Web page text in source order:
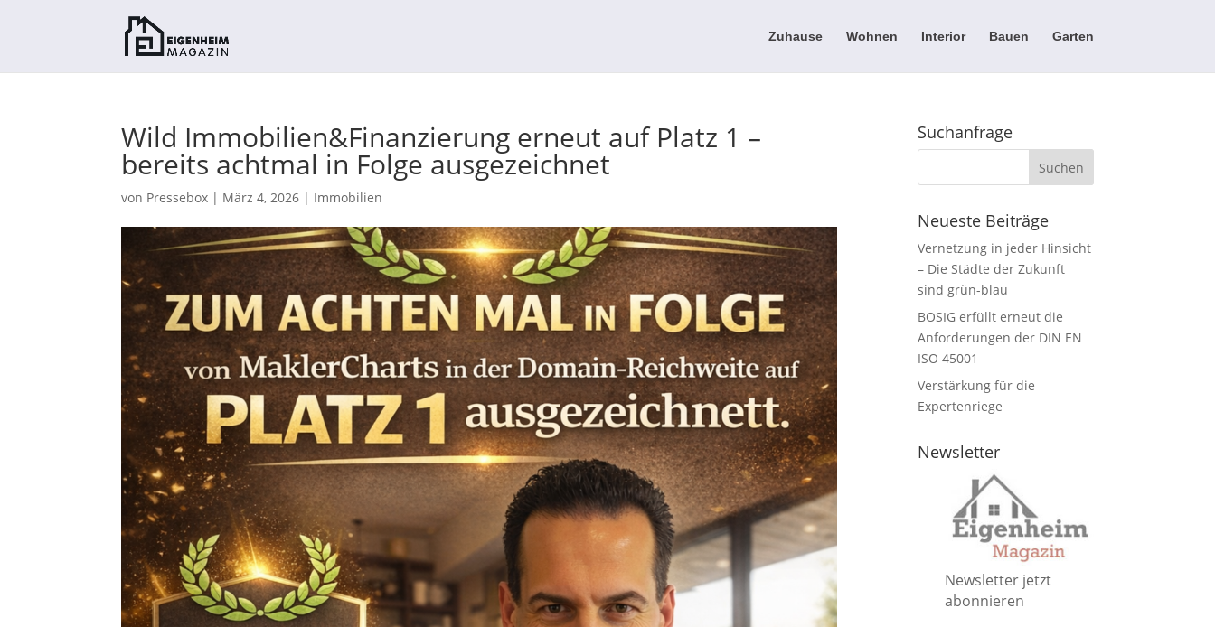
Zuhause Wohnen Interior Bauen Garten
Wild Immobilien&Finanzierung erneut auf Platz 1 –
bereits achtmal in Folge ausgezeichnet
von Pressebox | März 4, 2026 | Immobilien
Suchanfrage
Neueste Beiträge
Vernetzung in jeder Hinsicht
– Die Städte der Zukunft
sind grün-blau
BOSIG erfüllt erneut die
Anforderungen der DIN EN
ISO 45001
Verstärkung für die
Expertenriege
Newsletter
Newsletter jetzt
abonnieren